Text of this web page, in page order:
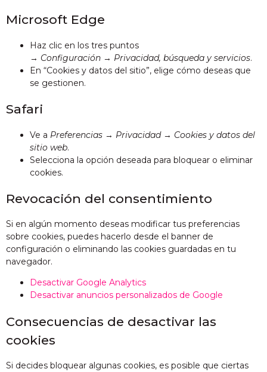
Microsoft Edge
Haz clic en los tres puntos
→ Configuración → Privacidad, búsqueda y servicios.
En “Cookies y datos del sitio”, elige cómo deseas que
se gestionen.
Safari
Ve a Preferencias → Privacidad→ Cookies y datos del
sitio web.
Selecciona la opción deseada para bloquear o eliminar
cookies.
Revocación del consentimiento
Si en algún momento deseas modificar tus preferencias
sobre cookies, puedes hacerlo desde el banner de
configuración o eliminando las cookies guardadas en tu
navegador.
Desactivar Google Analytics
Desactivar anuncios personalizados de Google
Consecuencias de desactivar las
cookies
Si decides bloquear algunas cookies, es posible que ciertas